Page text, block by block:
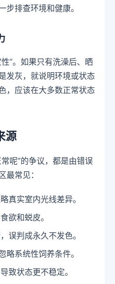
步排查环境和健康。
”。如果只有洗澡后、晒
发灰，就说明环境或状态
，应该在大多数正常状态
源
呢”的争议，都是由错误
最常见：
真实室内光线差异。
欲和蜕皮。
误判成永久不发色。
略系统性饲养条件。
致状态更不稳定。